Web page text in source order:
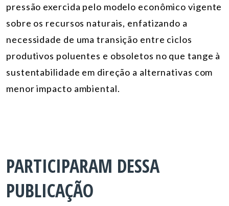
pressão exercida pelo modelo econômico vigente
sobre os recursos naturais, enfatizando a
necessidade de uma transição entre ciclos
produtivos poluentes e obsoletos no que tange à
sustentabilidade em direção a alternativas com
menor impacto ambiental.
PARTICIPARAM DESSA
PUBLICAÇÃO